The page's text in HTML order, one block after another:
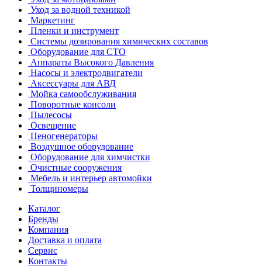
Уход за водной техникой
Маркетинг
Пленки и инструмент
Системы дозирования химических составов
Оборудование для СТО
Аппараты Высокого Давления
Насосы и электродвигатели
Аксессуары для АВД
Мойка самообслуживания
Поворотные консоли
Пылесосы
Освещение
Пеногенераторы
Воздушное оборудование
Оборудование для химчистки
Очистные сооружения
Мебель и интерьер автомойки
Толщиномеры
Каталог
Бренды
Компания
Доставка и оплата
Сервис
Контакты